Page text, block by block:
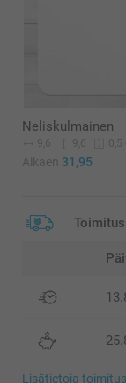
Neliskulmainen
9,6 9,6 0,5
Alkaen 31,95
Toimitus
Lisätietoja